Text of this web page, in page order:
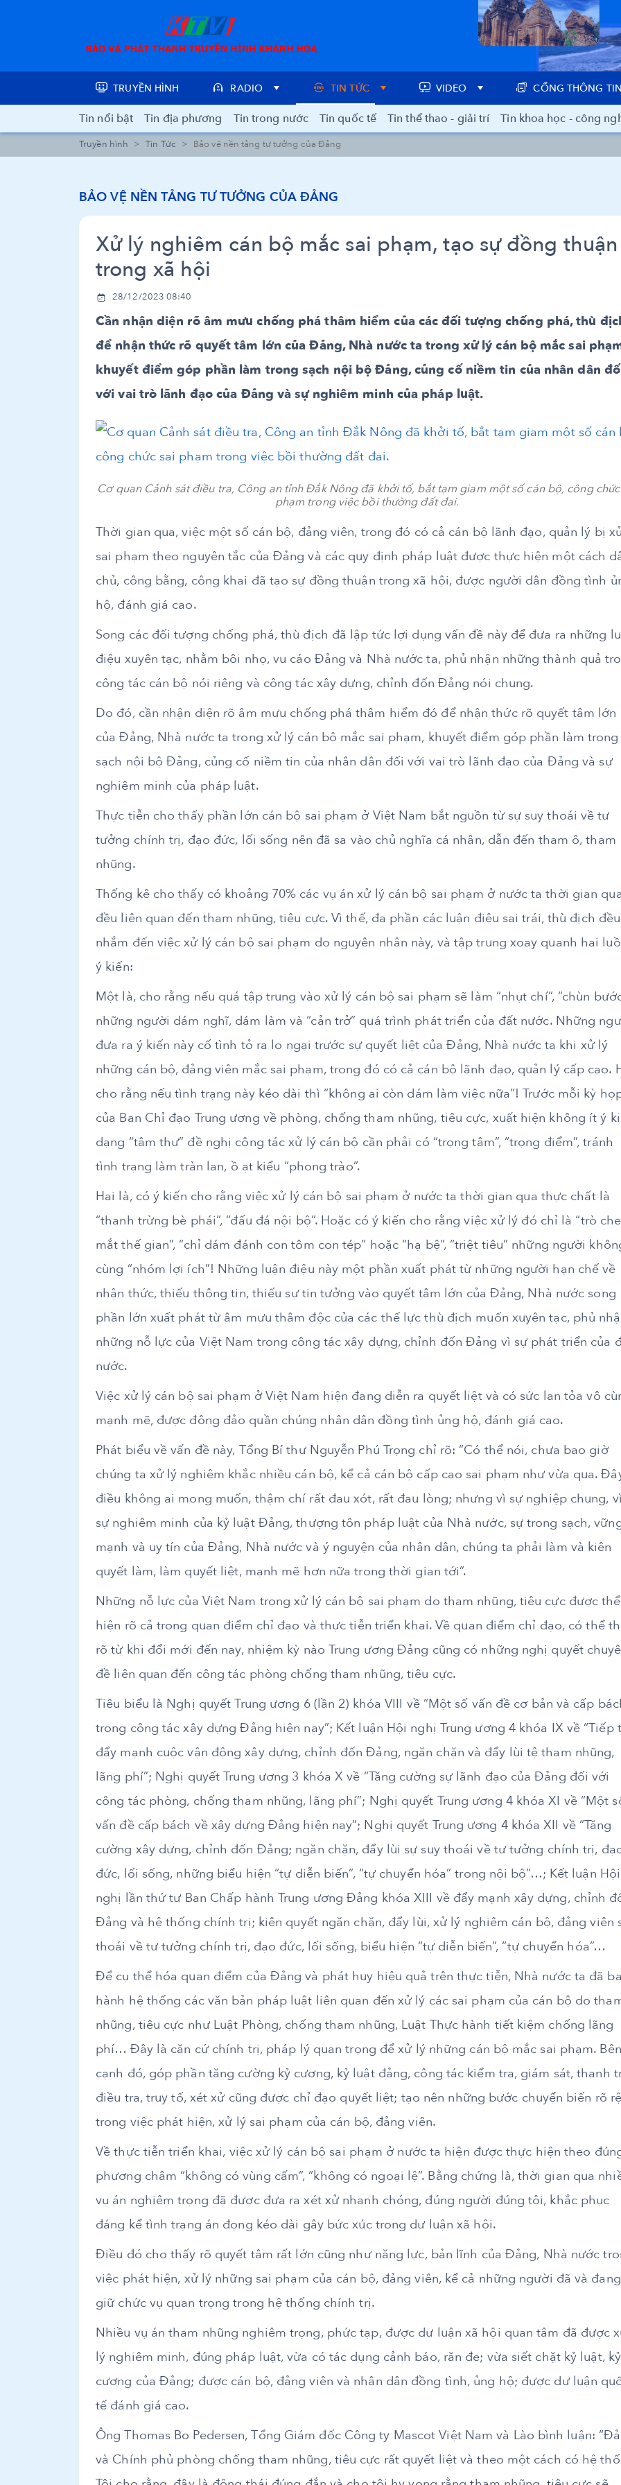
TRUYỀN HÌNH RADIO TIN TỨC VIDEO CỔNG THÔNG
Tin nổi bật Tin địa phương Tin trong nước Tin quốc tế Tin thể thao - giải trí Tin khoa học - công
Truyền hình Tin Tức Bảo vệ nền tảng tư tưởng của Đảng
BẢO VỆ NỀN TẢNG TƯ TƯỞNG CỦA ĐẢNG
Xử lý nghiêm cán bộ mắc sai phạm, tạo sự đồng thuận
trong xã hội
28/12/2023 08:40
Cần nhận diện rõ âm mưu chống phá thâm hiểm của các đối tượng chống phá, thù
để nhận thức rõ quyết tâm lớn của Đảng, Nhà nước ta trong xử lý cán bộ mắc sai
khuyết điểm góp phần làm trong sạch nội bộ Đảng, củng cố niềm tin của nhân dân
với vai trò lãnh đạo của Đảng và sự nghiêm minh của pháp luật.
Cơ quan Cảnh sát điều tra, Công an tỉnh Đắk Nông đã khởi tố, bắt tạm giam một số cán bộ, công
phạm trong việc bồi thường đất đai.
Thời gian qua, việc một số cán bộ, đảng viên, trong đó có cả cán bộ lãnh đạo, quản lý bị
sai phạm theo nguyên tắc của Đảng và các quy định pháp luật được thực hiện một cách
chủ, công bằng, công khai đã tạo sự đồng thuận trong xã hội, được người dân đồng tình
hộ, đánh giá cao.
Song các đối tượng chống phá, thù địch đã lập tức lợi dụng vấn đề này để đưa ra những
điệu xuyên tạc, nhằm bôi nhọ, vu cáo Đảng và Nhà nước ta, phủ nhận những thành quả
công tác cán bộ nói riêng và công tác xây dựng, chỉnh đốn Đảng nói chung.
Do đó, cần nhận diện rõ âm mưu chống phá thâm hiểm đó để nhận thức rõ quyết tâm lớn
của Đảng, Nhà nước ta trong xử lý cán bộ mắc sai phạm, khuyết điểm góp phần làm trong
sạch nội bộ Đảng, củng cố niềm tin của nhân dân đối với vai trò lãnh đạo của Đảng và sự
nghiêm minh của pháp luật.
Thực tiễn cho thấy phần lớn cán bộ sai phạm ở Việt Nam bắt nguồn từ sự suy thoái về tư
tưởng chính trị, đạo đức, lối sống nên đã sa vào chủ nghĩa cá nhân, dẫn đến tham ô, tham
nhũng.
Thống kê cho thấy có khoảng 70% các vụ án xử lý cán bộ sai phạm ở nước ta thời gian
đều liên quan đến tham nhũng, tiêu cực. Vì thế, đa phần các luận điệu sai trái, thù địch đều
nhắm đến việc xử lý cán bộ sai phạm do nguyên nhân này, và tập trung xoay quanh hai
ý kiến:
Một là, cho rằng nếu quá tập trung vào xử lý cán bộ sai phạm sẽ làm “nhụt chí”, “chùn
những người dám nghĩ, dám làm và “cản trở” quá trình phát triển của đất nước. Những
đưa ra ý kiến này cố tình tỏ ra lo ngại trước sự quyết liệt của Đảng, Nhà nước ta khi xử lý
những cán bộ, đảng viên mắc sai phạm, trong đó có cả cán bộ lãnh đạo, quản lý cấp cao.
cho rằng nếu tình trạng này kéo dài thì “không ai còn dám làm việc nữa”! Trước mỗi kỳ
của Ban Chỉ đạo Trung ương về phòng, chống tham nhũng, tiêu cực, xuất hiện không ít ý
dạng “tâm thư” đề nghị công tác xử lý cán bộ cần phải có “trọng tâm”, “trọng điểm”, tránh
tình trạng làm tràn lan, ồ ạt kiểu “phong trào”.
Hai là, có ý kiến cho rằng việc xử lý cán bộ sai phạm ở nước ta thời gian qua thực chất là
“thanh trừng bè phái”, “đấu đá nội bộ”. Hoặc có ý kiến cho rằng việc xử lý đó chỉ là “trò che
mắt thế gian”, “chỉ dám đánh con tôm con tép” hoặc “hạ bệ”, “triệt tiêu” những người
cùng “nhóm lợi ích”! Những luận điệu này một phần xuất phát từ những người hạn chế về
nhận thức, thiếu thông tin, thiếu sự tin tưởng vào quyết tâm lớn của Đảng, Nhà nước song
phần lớn xuất phát từ âm mưu thâm độc của các thế lực thù địch muốn xuyên tạc, phủ
những nỗ lực của Việt Nam trong công tác xây dựng, chỉnh đốn Đảng vì sự phát triển của
nước.
Việc xử lý cán bộ sai phạm ở Việt Nam hiện đang diễn ra quyết liệt và có sức lan tỏa vô
mạnh mẽ, được đông đảo quần chúng nhân dân đồng tình ủng hộ, đánh giá cao.
Phát biểu về vấn đề này, Tổng Bí thư Nguyễn Phú Trọng chỉ rõ: “Có thể nói, chưa bao giờ
chúng ta xử lý nghiêm khắc nhiều cán bộ, kể cả cán bộ cấp cao sai phạm như vừa qua.
điều không ai mong muốn, thậm chí rất đau xót, rất đau lòng; nhưng vì sự nghiệp chung, vì
sự nghiêm minh của kỷ luật Đảng, thượng tôn pháp luật của Nhà nước, sự trong sạch,
mạnh và uy tín của Đảng, Nhà nước và ý nguyện của nhân dân, chúng ta phải làm và kiên
quyết làm, làm quyết liệt, mạnh mẽ hơn nữa trong thời gian tới”.
Những nỗ lực của Việt Nam trong xử lý cán bộ sai phạm do tham nhũng, tiêu cực được thể
hiện rõ cả trong quan điểm chỉ đạo và thực tiễn triển khai. Về quan điểm chỉ đạo, có thể
rõ từ khi đổi mới đến nay, nhiệm kỳ nào Trung ương Đảng cũng có những nghị quyết
đề liên quan đến công tác phòng chống tham nhũng, tiêu cực.
Tiêu biểu là Nghị quyết Trung ương 6 (lần 2) khóa VIII về “Một số vấn đề cơ bản và cấp
trong công tác xây dựng Đảng hiện nay”; Kết luận Hội nghị Trung ương 4 khóa IX về “Tiếp
đẩy mạnh cuộc vận động xây dựng, chỉnh đốn Đảng, ngăn chặn và đẩy lùi tệ tham nhũng,
lãng phí”; Nghị quyết Trung ương 3 khóa X về “Tăng cường sự lãnh đạo của Đảng đối với
công tác phòng, chống tham nhũng, lãng phí”; Nghị quyết Trung ương 4 khóa XI về “Một
vấn đề cấp bách về xây dựng Đảng hiện nay”; Nghị quyết Trung ương 4 khóa XII về “Tăng
cường xây dựng, chỉnh đốn Đảng; ngăn chặn, đẩy lùi sự suy thoái về tư tưởng chính trị,
đức, lối sống, những biểu hiện “tự diễn biến”, “tự chuyển hóa” trong nội bộ”…; Kết luận Hội
nghị lần thứ tư Ban Chấp hành Trung ương Đảng khóa XIII về đẩy mạnh xây dựng, chỉnh
Đảng và hệ thống chính trị; kiên quyết ngăn chặn, đẩy lùi, xử lý nghiêm cán bộ, đảng viên
thoái về tư tưởng chính trị, đạo đức, lối sống, biểu hiện “tự diễn biến”, “tự chuyển hóa”…
Để cụ thể hóa quan điểm của Đảng và phát huy hiệu quả trên thực tiễn, Nhà nước ta đã
hành hệ thống các văn bản pháp luật liên quan đến xử lý các sai phạm của cán bộ do
nhũng, tiêu cực như Luật Phòng, chống tham nhũng, Luật Thực hành tiết kiệm chống lãng
phí… Đây là căn cứ chính trị, pháp lý quan trọng để xử lý những cán bộ mắc sai phạm. Bên
cạnh đó, góp phần tăng cường kỷ cương, kỷ luật đảng, công tác kiểm tra, giám sát, thanh
điều tra, truy tố, xét xử cũng được chỉ đạo quyết liệt; tạo nên những bước chuyển biến rõ
trong việc phát hiện, xử lý sai phạm của cán bộ, đảng viên.
Về thực tiễn triển khai, việc xử lý cán bộ sai phạm ở nước ta hiện được thực hiện theo
phương châm “không có vùng cấm”, “không có ngoại lệ”. Bằng chứng là, thời gian qua
vụ án nghiêm trọng đã được đưa ra xét xử nhanh chóng, đúng người đúng tội, khắc phục
đáng kể tình trạng án đọng kéo dài gây bức xúc trong dư luận xã hội.
Điều đó cho thấy rõ quyết tâm rất lớn cũng như năng lực, bản lĩnh của Đảng, Nhà nước
việc phát hiện, xử lý những sai phạm của cán bộ, đảng viên, kể cả những người đã và đang
giữ chức vụ quan trọng trong hệ thống chính trị.
Nhiều vụ án tham nhũng nghiêm trọng, phức tạp, được dư luận xã hội quan tâm đã được
lý nghiêm minh, đúng pháp luật, vừa có tác dụng cảnh báo, răn đe; vừa siết chặt kỷ luật, kỷ
cương của Đảng; được cán bộ, đảng viên và nhân dân đồng tình, ủng hộ; được dư luận
tế đánh giá cao.
Ông Thomas Bo Pedersen, Tổng Giám đốc Công ty Mascot Việt Nam và Lào bình luận:
và Chính phủ phòng chống tham nhũng, tiêu cực rất quyết liệt và theo một cách có hệ